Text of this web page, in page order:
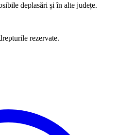
deplasări și în alte județe.
rezervate.